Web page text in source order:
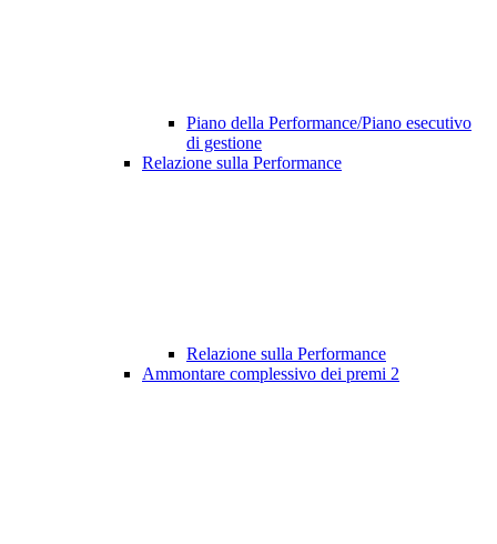
Piano della Performance/Piano esecutivo
di gestione
Relazione sulla Performance
Relazione sulla Performance
Ammontare complessivo dei premi 2